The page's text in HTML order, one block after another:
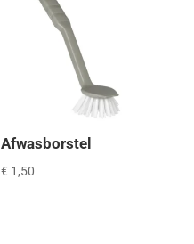
Afwasborstel
€ 1,50